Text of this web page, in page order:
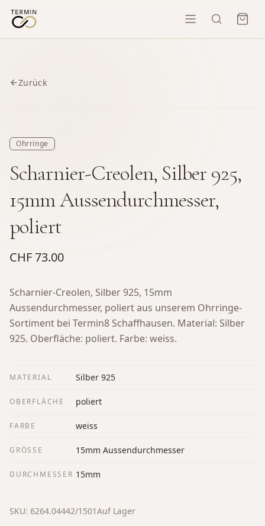
Zurück
Ohrringe
Scharnier-Creolen, Silber 925,
15mm Aussendurchmesser,
poliert
CHF 73.00
Scharnier-Creolen, Silber 925, 15mm
Aussendurchmesser, poliert aus unserem Ohrringe-
Sortiment bei Termin8 Schaffhausen. Material: Silber
925. Oberfläche: poliert. Farbe: weiss.
MATERIAL Silber 925
OBERFLÄCHE poliert
FARBE weiss
GRÖSSE 15mm Aussendurchmesser
DURCHMESSER 15mm
SKU: 6264.04442/1501Auf Lager